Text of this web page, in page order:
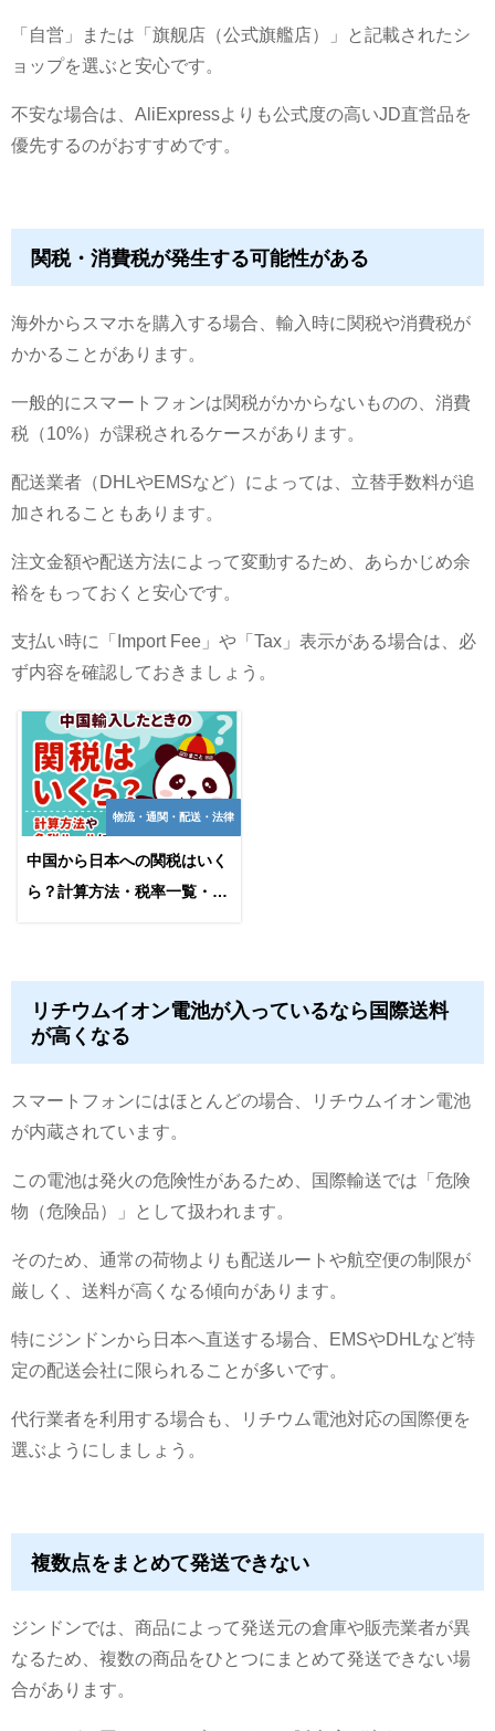
「自営」または「旗舰店（公式旗艦店）」と記載されたシ
ョップを選ぶと安心です。
不安な場合は、AliExpressよりも公式度の高いJD直営品を
優先するのがおすすめです。
関税・消費税が発生する可能性がある
海外からスマホを購入する場合、輸入時に関税や消費税が
かかることがあります。
一般的にスマートフォンは関税がかからないものの、消費
税（10%）が課税されるケースがあります。
配送業者（DHLやEMSなど）によっては、立替手数料が追
加されることもあります。
注文金額や配送方法によって変動するため、あらかじめ余
裕をもっておくと安心です。
支払い時に「Import Fee」や「Tax」表示がある場合は、必
ず内容を確認しておきましょう。
物流・通関・配送・法律
中国から日本への関税はいく
ら？計算方法・税率一覧・免
リチウムイオン電池が入っているなら国際送料
が高くなる
スマートフォンにはほとんどの場合、リチウムイオン電池
が内蔵されています。
この電池は発火の危険性があるため、国際輸送では「危険
物（危険品）」として扱われます。
そのため、通常の荷物よりも配送ルートや航空便の制限が
厳しく、送料が高くなる傾向があります。
特にジンドンから日本へ直送する場合、EMSやDHLなど特
定の配送会社に限られることが多いです。
代行業者を利用する場合も、リチウム電池対応の国際便を
選ぶようにしましょう。
複数点をまとめて発送できない
ジンドンでは、商品によって発送元の倉庫や販売業者が異
なるため、複数の商品をひとつにまとめて発送できない場
合があります。